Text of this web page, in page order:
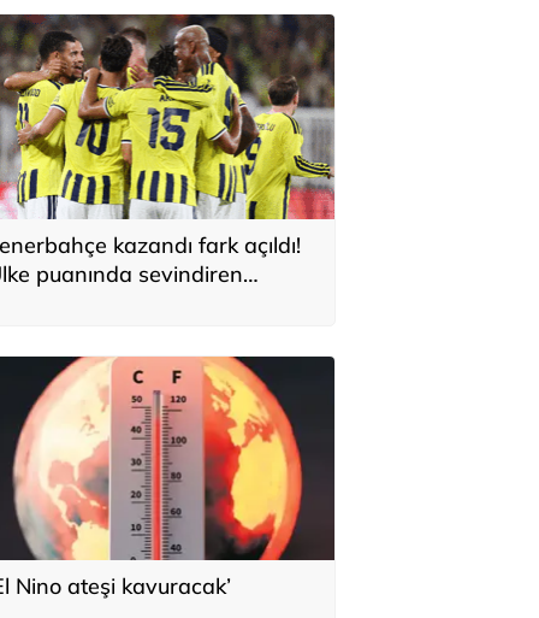
kazandı fark açıldı!
puanında sevindiren
Nino ateşi kavuracak’